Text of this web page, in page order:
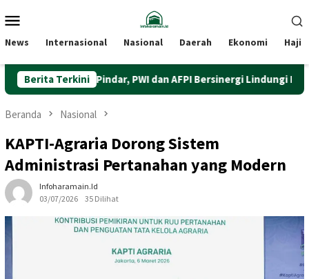
ke
Mobile
News Internasional Nasional Daerah Ekonomi Haji
Berita Terkini
Literasi Pindar, PWI dan AFPI Bersinergi Lindungi Masyarakat
Beranda Nasional
KAPTI-Agraria Dorong Sistem
Administrasi Pertanahan yang Modern
Infoharamain.id
03/07/2026
35 Dilihat